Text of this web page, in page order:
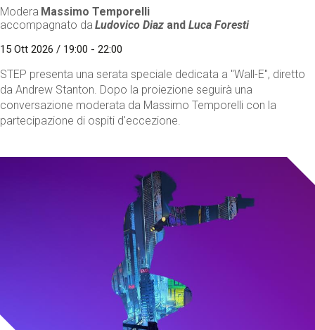
Modera Massimo Temporelli
accompagnato da Ludovico Diaz andLuca Foresti
15 Ott 2026 / 19:00 - 22:00
STEP presenta una serata speciale dedicata a "Wall-E", diretto
da Andrew Stanton. Dopo la proiezione seguirà una
conversazione moderata da Massimo Temporelli con la
partecipazione di ospiti d'eccezione.